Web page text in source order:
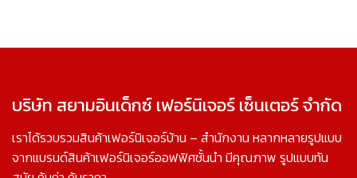
บริษัท สยามอินเด็กซ์ เฟอร์นิเจอร์ เซ็นเตอร์ จำกัด
เราได้รวบรวมสินค้าเฟอร์นิเจอร์บ้าน – สำนักงาน หลากหลายรูปแบบ
จากแบรนด์สินค้าเฟอร์นิเจอร์ออฟฟิศชั้นนำ มีคุณภาพ รูปแบบทัน